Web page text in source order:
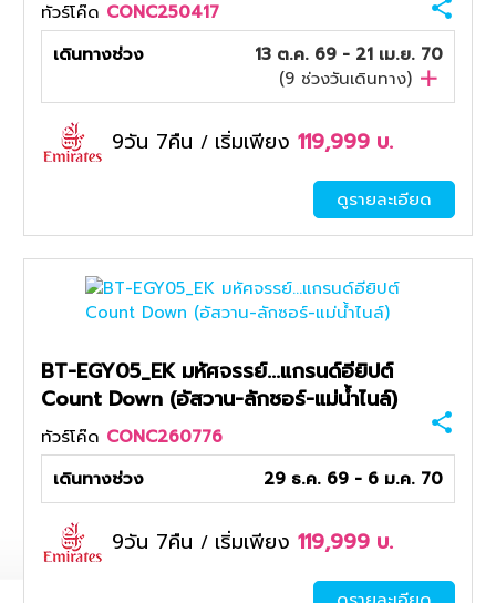
ทัวร์โค๊ด CONC250417
เดินทางช่วง
13 ต.ค. 69 - 21 เม.ย. 70
(9 ช่วงวันเดินทาง)
9วัน 7คืน / เริ่มเพียง 119,999 บ.
ดูรายละเอียด
BT-EGY05_EK มหัศจรรย์...แกรนด์อียิปต์
Count Down (อัสวาน-ลักซอร์-แม่น้ำไนล์)
ทัวร์โค๊ด CONC260776
เดินทางช่วง
29 ธ.ค. 69 - 6 ม.ค. 70
9วัน 7คืน / เริ่มเพียง 119,999 บ.